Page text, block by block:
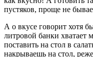
пустяков, проще не
А о вкусе говорит хотя
литровой банки хватает
поставить на стол в
накрываешь на стол,